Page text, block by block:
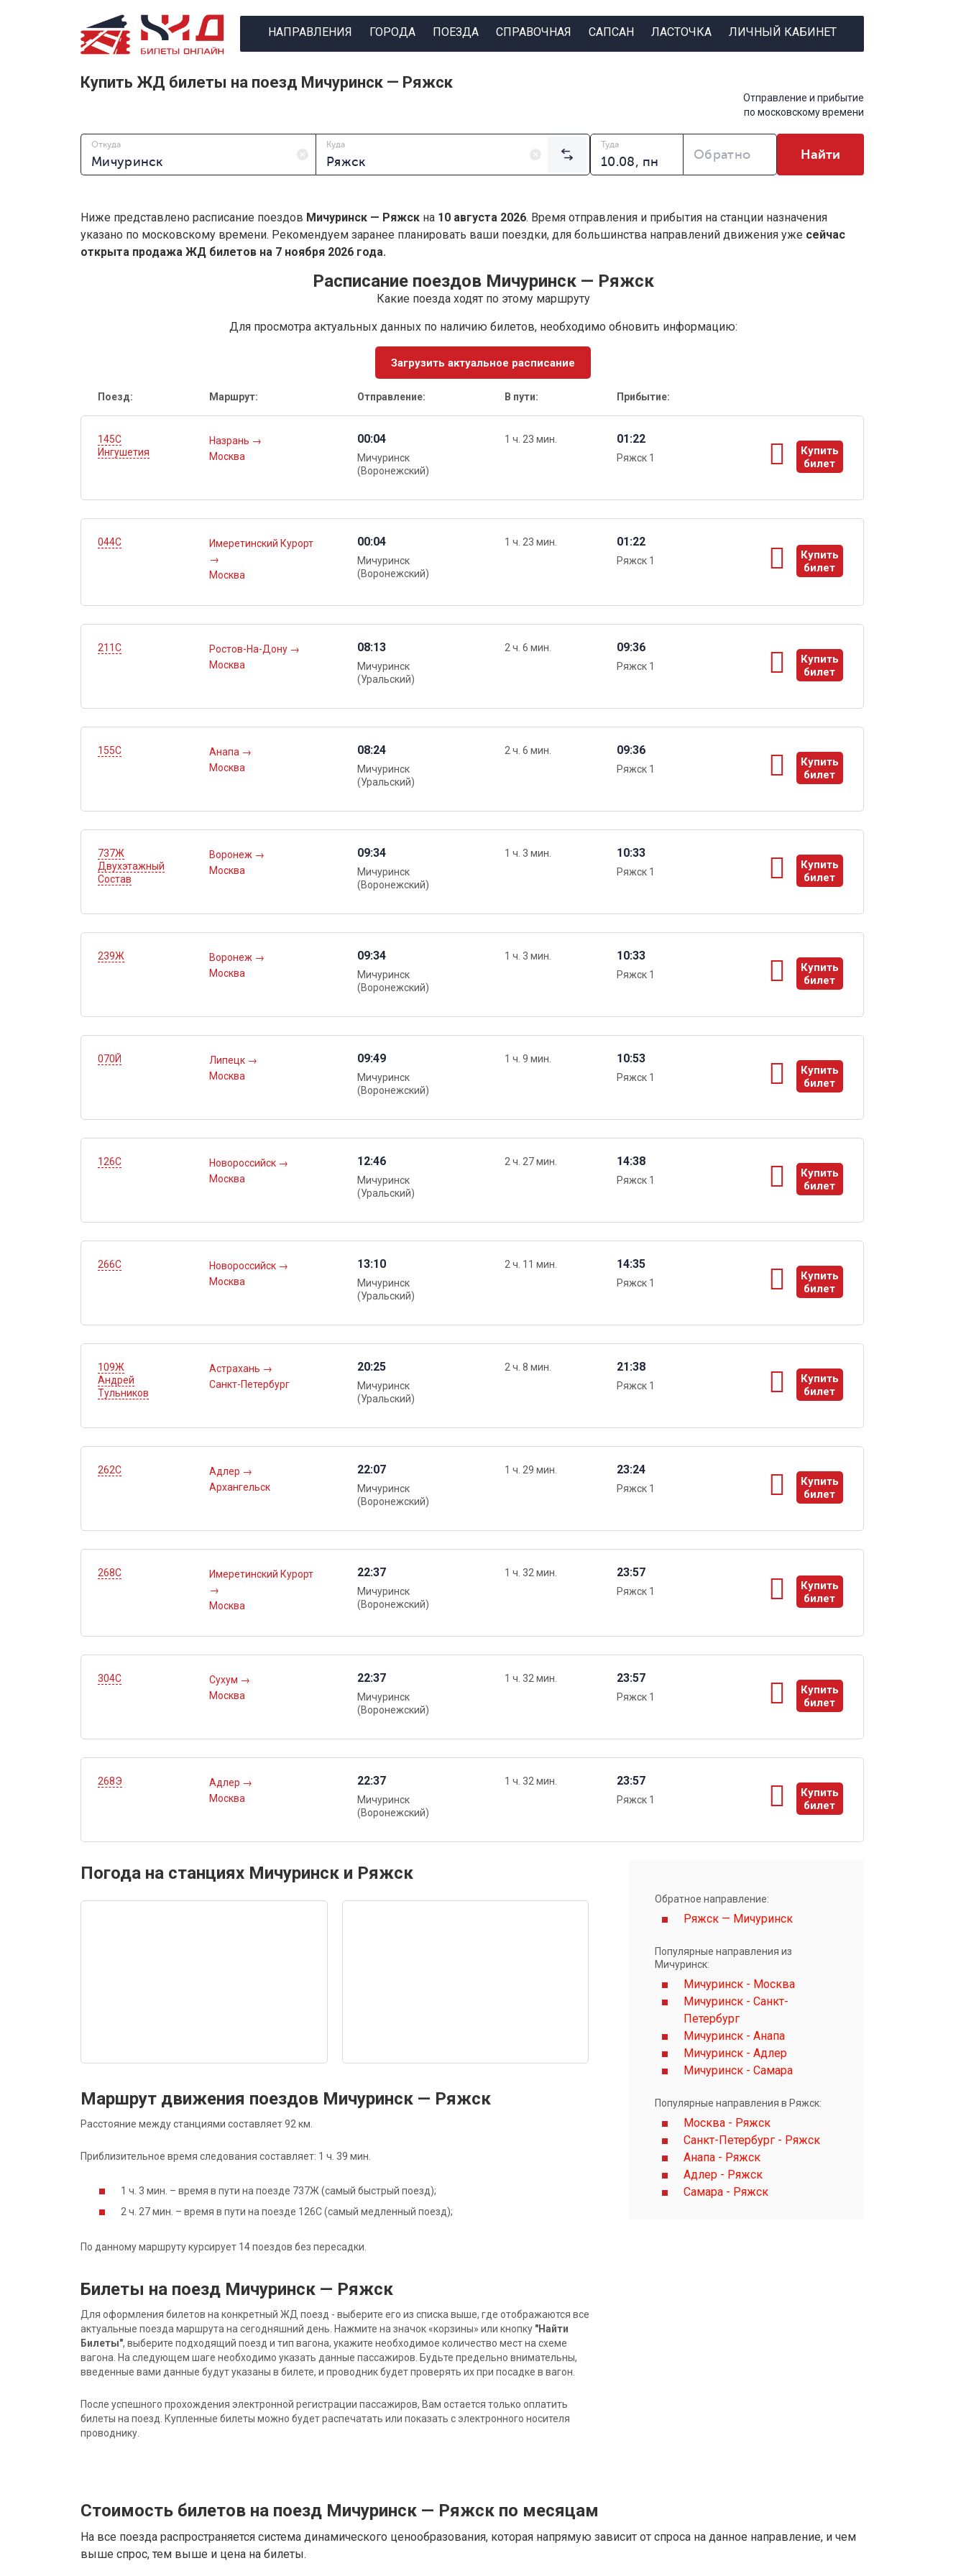
НАПРАВЛЕНИЯ ГОРОДА ПОЕЗДА СПРАВОЧНАЯ САПСАН ЛАСТОЧКА ЛИЧНЫЙ КАБИНЕТ
Купить ЖД билеты на поезд Мичуринск — Ряжск
Отправление и прибытие
по московскому времени
Откуда Куда Туда
Обратно Найти
Ниже представлено расписание поездов Мичуринск — Ряжск на 10 августа 2026. Время отправления и прибытия на станции назначения
указано по московскому времени. Рекомендуем заранее планировать ваши поездки, для большинства направлений движения уже сейчас
открыта продажа ЖД билетов на 7 ноября 2026 года.
Расписание поездов Мичуринск — Ряжск
Какие поезда ходят по этому маршруту
Для просмотра актуальных данных по наличию билетов, необходимо обновить информацию:
Загрузить актуальное расписание
Поезд: Маршрут: Отправление: В пути: Прибытие:
145С
Ингушетия
Назрань →
Москва
00:04
Мичуринск
(Воронежский)
1 ч. 23 мин. 01:22
Ряжск 1
Купить
билет
ы
044С
Имеретинский Курорт
→
Москва
00:04
Мичуринск
(Воронежский)
1 ч. 23 мин. 01:22
Ряжск 1
Купить
билет
ы
211С Ростов-На-Дону →
Москва
08:13
Мичуринск
(Уральский)
2 ч. 6 мин. 09:36
Ряжск 1
Купить
билет
ы
155С Анапа →
Москва
08:24
Мичуринск
(Уральский)
2 ч. 6 мин. 09:36
Ряжск 1
Купить
билет
ы
737Ж
Двухэтажный
Состав
Воронеж →
Москва
09:34
Мичуринск
(Воронежский)
1 ч. 3 мин. 10:33
Ряжск 1
Купить
билет
ы
239Ж Воронеж →
Москва
09:34
Мичуринск
(Воронежский)
1 ч. 3 мин. 10:33
Ряжск 1
Купить
билет
ы
070Й Липецк →
Москва
09:49
Мичуринск
(Воронежский)
1 ч. 9 мин. 10:53
Ряжск 1
Купить
билет
ы
126С Новороссийск →
Москва
12:46
Мичуринск
(Уральский)
2 ч. 27 мин. 14:38
Ряжск 1
Купить
билет
ы
266С Новороссийск →
Москва
13:10
Мичуринск
(Уральский)
2 ч. 11 мин. 14:35
Ряжск 1
Купить
билет
ы
109Ж
Андрей
Тульников
Астрахань →
Санкт-Петербург
20:25
Мичуринск
(Уральский)
2 ч. 8 мин. 21:38
Ряжск 1
Купить
билет
ы
262С Адлер →
Архангельск
22:07
Мичуринск
(Воронежский)
1 ч. 29 мин. 23:24
Ряжск 1
Купить
билет
ы
268С
Имеретинский Курорт
→
Москва
22:37
Мичуринск
(Воронежский)
1 ч. 32 мин. 23:57
Ряжск 1
Купить
билет
ы
304С Сухум →
Москва
22:37
Мичуринск
(Воронежский)
1 ч. 32 мин. 23:57
Ряжск 1
Купить
билет
ы
268Э Адлер →
Москва
22:37
Мичуринск
(Воронежский)
1 ч. 32 мин. 23:57
Ряжск 1
Купить
билет
ы
Погода на станциях Мичуринск и Ряжск
Маршрут движения поездов Мичуринск — Ряжск
Расстояние между станциями составляет 92 км.
Приблизительное время следования составляет: 1 ч. 39 мин.
1 ч. 3 мин. – время в пути на поезде 737Ж (самый быстрый поезд);
2 ч. 27 мин. – время в пути на поезде 126С (самый медленный поезд);
По данному маршруту курсирует 14 поездов без пересадки.
Билеты на поезд Мичуринск — Ряжск
Для оформления билетов на конкретный ЖД поезд - выберите его из списка выше, где отображаются все
актуальные поезда маршрута на сегодняшний день. Нажмите на значок «корзины» или кнопку "Найти
Билеты", выберите подходящий поезд и тип вагона, укажите необходимое количество мест на схеме
вагона. На следующем шаге необходимо указать данные пассажиров. Будьте предельно внимательны,
введенные вами данные будут указаны в билете, и проводник будет проверять их при посадке в вагон.
После успешного прохождения электронной регистрации пассажиров, Вам остается только оплатить
билеты на поезд. Купленные билеты можно будет распечатать или показать с электронного носителя
проводнику.
Обратное направление:
Ряжск — Мичуринск
Популярные направления из
Мичуринск:
Мичуринск - Москва
Мичуринск - Санкт-
Петербург
Мичуринск - Анапа
Мичуринск - Адлер
Мичуринск - Самара
Популярные направления в Ряжск:
Москва - Ряжск
Санкт-Петербург - Ряжск
Анапа - Ряжск
Адлер - Ряжск
Самара - Ряжск
Стоимость билетов на поезд Мичуринск — Ряжск по месяцам
На все поезда распространяется система динамического ценообразования, которая напрямую зависит от спроса на данное направление, и чем
выше спрос, тем выше и цена на билеты.